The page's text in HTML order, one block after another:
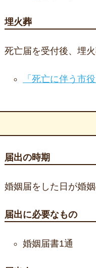
埋火葬
死亡届を受付後、埋
「死亡に伴う市
届出の時期
婚姻届をした日が婚姻
届出に必要なもの
婚姻届書1通